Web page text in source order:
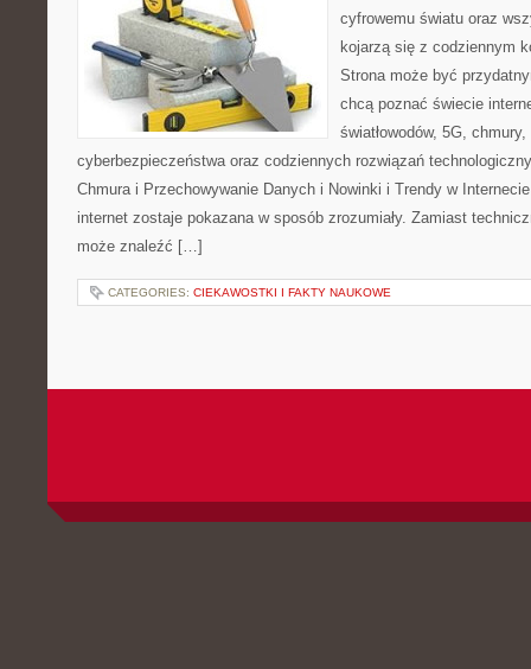
cyfrowemu światu oraz
kojarzą się z codziennym
Strona może być
chcą poznać świecie
światłowodów, 5G,
cyberbezpieczeństwa oraz codziennych rozwiązań
Chmura i Przechowywanie Danych i Nowinki i Trendy w
internet zostaje pokazana w sposób zrozumiały. Zamiast
może znaleźć […]
CATEGORIES: CIEKAWOSTKI I FAKTY NAUKOWE